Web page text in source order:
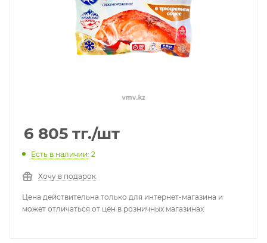
6 805 тг./шт
Есть в наличии: 2
Хочу в подарок
Цена действительна только для интернет-магазина и
может отличаться от цен в розничных магазинах